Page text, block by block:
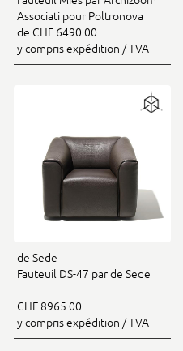
Associati pour Poltronova
de CHF 6490.00
y compris expédition / TVA
de Sede
Fauteuil DS-47 par de Sede
CHF 8965.00
y compris expédition / TVA